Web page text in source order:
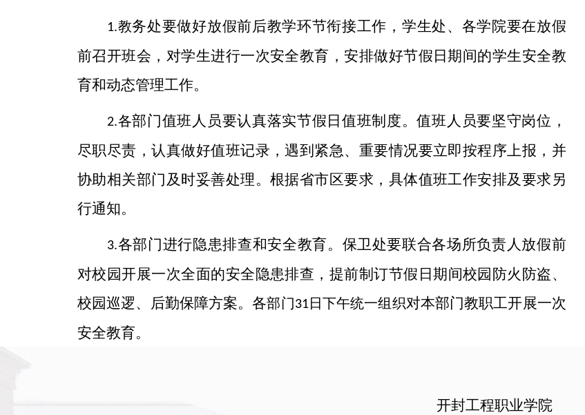
1.教务处要做好放假前后教学环节衔接工作，学生处 、各学院要在放假
前召开班会，对学生进行一次安全教育，安排做好节假日期间的学生安全教
育和动态管理工作。
2.各部门值班人员要认真落实节假日值班制度。值班人员要坚守岗位，
尽职尽责，认真做好值班记录，遇到紧急、重要情况要立即按程序上报，并
协助相关部门及时妥善处理。 根据省市区要求，具体值班工作安排及要求另
行通知。
3.各部门进行隐患排查和安全教育。保卫处要联合各场所负责人放假前
对校园开展一次全面的安全隐患排查， 提前制订节假日期间校园 防火防盗、
校园巡逻、后勤保障方案。各部门31 日下午统一组织对本部门教职工开展一次
安全教育。
开封工程职业学院